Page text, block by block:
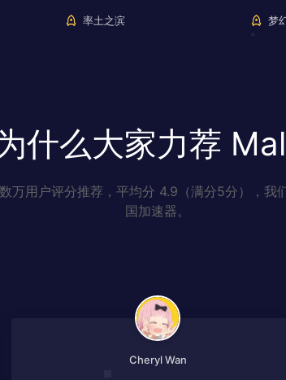
率土之滨 梦
什么大家力荐
万用户评分推荐，平均分 4.9（满分5分），我
国加速器。
Cheryl Wan